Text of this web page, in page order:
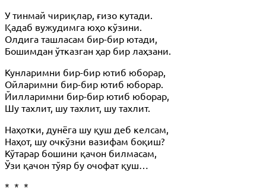
У тинмай чириқлар, ғизо кутади.
Қадаб вужудимга юҳо кўзини.
Олдига ташласам бир-бир ютади,
Бошимдан ўтказган ҳар бир лаҳзани.
Кунларимни бир-бир ютиб юборар,
Ойларимни бир-бир ютиб юборар.
Йилларимни бир-бир ютиб юборар,
Шу тахлит, шу тахлит, шу тахлит.
Наҳотки, дунёга шу қуш деб келсам,
Наҳот, шу очкўзни вазифам боқиш?
Кўтарар бошини қачон билмасам,
Ўзи қачон тўяр бу очофат қуш…
* * *